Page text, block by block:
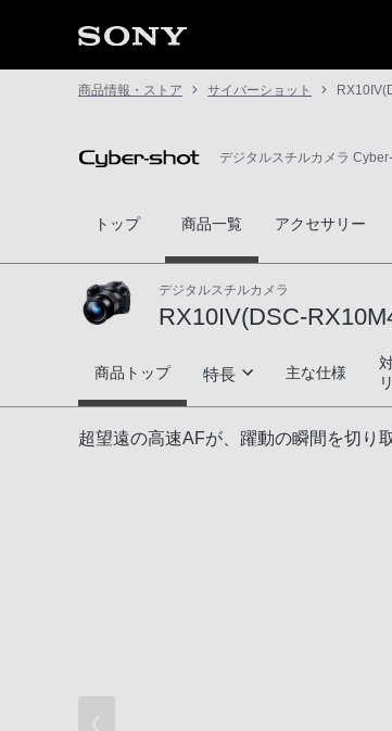
商品情報・ストア サイバーショット
デジタルスチルカメラ
トップ 商品一覧 アクセサリー
デジタルスチルカメラ
RX10IV(DSC-
RX10IV(DSC-RX10M4)
商品トップ 特長
躍動する被写体を捕捉する
主な仕様
超望遠の高速AFが、躍動の瞬間を切り